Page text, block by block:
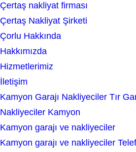
a
r
c
h
Çertaş nakliyat firması
Çertaş Nakliyat Şirketi
Çorlu Hakkında
Hakkımızda
Hizmetlerimiz
İletişim
Kamyon Garajı Nakliyeciler Tır
Nakliyeciler Kamyon
Kamyon garajı ve nakliyeciler
Kamyon garajı ve nakliyeciler